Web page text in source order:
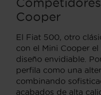
Cooper
El Fiat 500, otro
con el Mini Cooper
diseño envidiable.
perfila como una
combinando
acabados de alta